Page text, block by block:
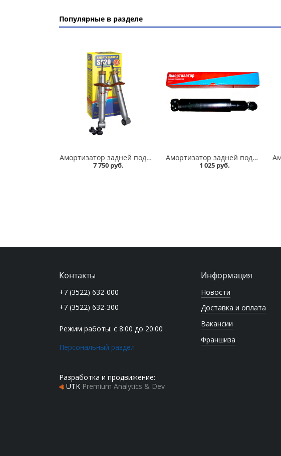
Популярные в разделе
Амортизатор задней подвески 2110,1118-19 /стандарт/ комплект, SS 20 в Кургане
7 750 руб.
Амортизатор задней подвески 2101-07 Никон в Кургане
1 025 руб.
Информация
Новости
Доставка и оплата
Вакансии
Франшиза
Контакты
+7 (3522) 632-000
+7 (3522) 632-300
Режим работы: с 8:00 до 20:00
Персональный раздел
Разработка и продвижение:
UTK Premium Analytics & Dev